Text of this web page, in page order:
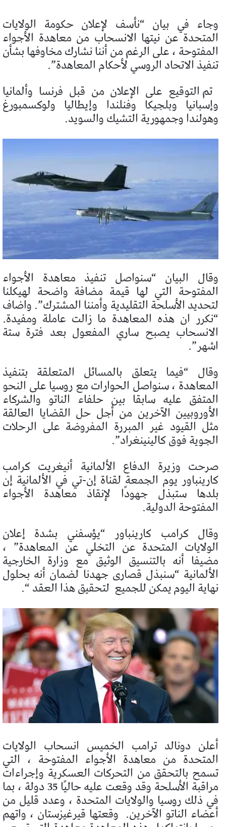
وجاء في بيان “نأسف لإعلان حكومة الولايات
المتحدة عن نيتها الانسحاب من معاهدة الأجواء
المفتوحة ، على الرغم من أننا نشارك مخاوفها بشأن
تنفيذ الاتحاد الروسي لأحكام المعاهدة”.
تم التوقيع على الإعلان من قبل فرنسا وألمانيا
وإسبانيا وبلجيكا وفنلندا وإيطاليا ولوكسمبورغ
وهولندا وجمهورية التشيك والسويد.
وقال البيان “سنواصل تنفيذ معاهدة الأجواء
المفتوحة التي لها قيمة مضافة واضحة لهيكلنا
لتحديد الأسلحة التقليدية وأمننا المشترك”. واضاف
“نكرر ان هذه المعاهدة ما زالت عاملة ومفيدة.
الانسحاب يصبح ساري المفعول بعد فترة ستة
اشهر”.
وقال “فيما يتعلق بالمسائل المتعلقة بتنفيذ
المعاهدة ، سنواصل الحوارات مع روسيا على النحو
المتفق عليه سابقا بين حلفاء الناتو والشركاء
الأوروبيين الآخرين من أجل حل القضايا العالقة
مثل القيود غير المبررة المفروضة على الرحلات
الجوية فوق كالينينغراد”.
صرحت وزيرة الدفاع الألمانية أنيغريت كرامب
كارينباور يوم الجمعة لقناة إن-تي في الألمانية إن
بلدها ستبذل جهودًا لإنقاذ معاهدة الأجواء
المفتوحة الدولية.
وقال كرامب كارينباور “يؤسفني بشدة إعلان
الولايات المتحدة عن التخلي عن المعاهدة” ،
مضيفا أنه بالتنسيق الوثيق مع وزارة الخارجية
الألمانية “سنبذل قصارى جهدنا لضمان أنه بحلول
نهاية اليوم يمكن للجميع لتحقيق هذا العقد “.
أعلن دونالد ترامب الخميس انسحاب الولايات
المتحدة من معاهدة الأجواء المفتوحة ، التي
تسمح بالتحقق من التحركات العسكرية وإجراءات
مراقبة الأسلحة وقد وقعت عليه حاليًا 35 دولة ، بما
في ذلك روسيا والولايات المتحدة ، وعدد قليل من
أعضاء الناتو الآخرين. وقعتها قيرغيزستان ، واتهم